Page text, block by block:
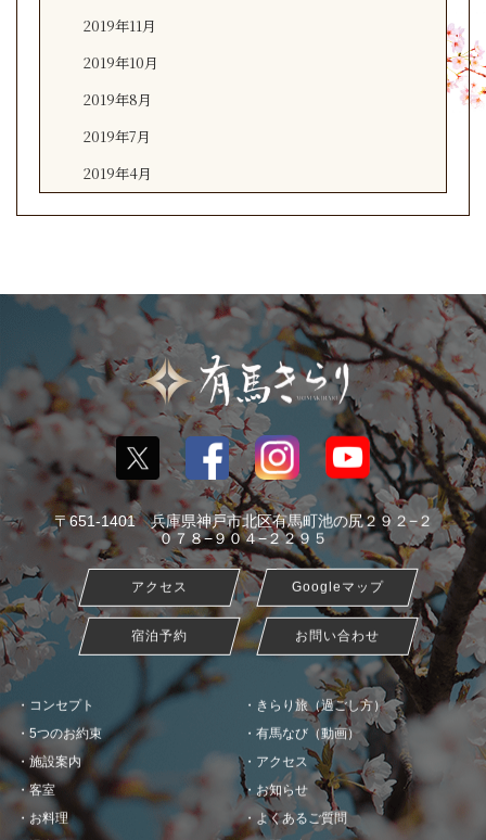
2019年11月
2019年10月
2019年8月
2019年7月
2019年4月
〒651-1401 兵庫県神戸市北区有馬町池の尻２９２−２
０７８−９０４−２２９５
アクセス Googleマップ
宿泊予約 お問い合わせ
コンセプト
5つのお約束
施設案内
客室
お料理
きらり旅（過ごし方）
有馬なび（動画）
アクセス
お知らせ
よくあるご質問